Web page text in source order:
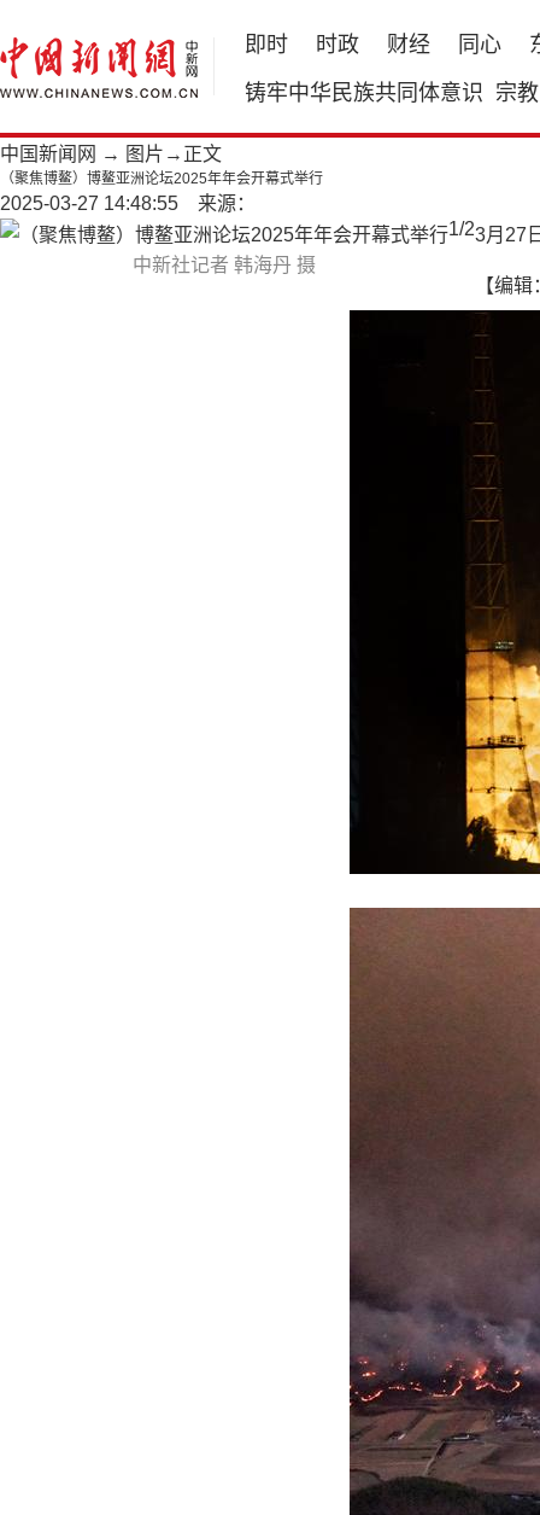
即时 时政 财经 同心
铸牢中华民族共同体意识 宗教
中国新闻网 → 图片 →正文
（聚焦博鳌）博鳌亚洲论坛2025年年会开幕式举行
2025-03-27 14:48:55 来源：
中新社记者 韩海丹 摄
1/23月27
【编